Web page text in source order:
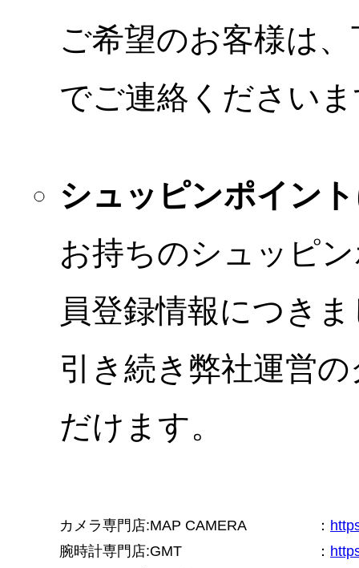
ご希望のお客様は
でご連絡ください
シュッピンポイン
お持ちのシュッピ
員登録情報につき
引き続き弊社運営
だけます。
カメラ専門店:MAP CAMERA ：
腕時計専門店:GMT
：